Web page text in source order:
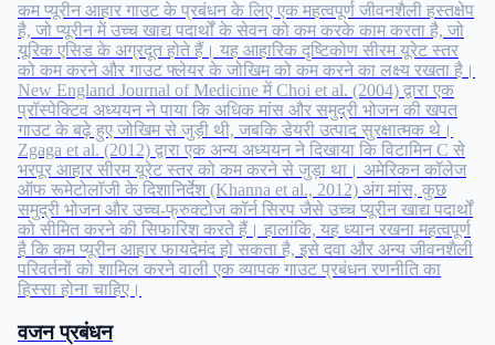
कम प्यूरीन आहार गाउट के प्रबंधन के लिए एक महत्वपूर्ण जीवनशैली हस्तक्षेप
है, जो प्यूरीन में उच्च खाद्य पदार्थों के सेवन को कम करके काम करता है, जो
यूरिक एसिड के अग्रदूत होते हैं। यह आहारिक दृष्टिकोण सीरम यूरेट स्तर
को कम करने और गाउट फ्लेयर के जोखिम को कम करने का लक्ष्य रखता है।
New England Journal of Medicine में Choi et al. (2004) द्वारा एक
प्रॉस्पेक्टिव अध्ययन ने पाया कि अधिक मांस और समुद्री भोजन की खपत
गाउट के बढ़े हुए जोखिम से जुड़ी थी, जबकि डेयरी उत्पाद सुरक्षात्मक थे।
Zgaga et al. (2012) द्वारा एक अन्य अध्ययन ने दिखाया कि विटामिन C से
भरपूर आहार सीरम यूरेट स्तर को कम करने से जुड़ा था। अमेरिकन कॉलेज
ऑफ रूमेटोलॉजी के दिशानिर्देश (Khanna et al., 2012) अंग मांस, कुछ
समुद्री भोजन और उच्च-फ्रुक्टोज कॉर्न सिरप जैसे उच्च प्यूरीन खाद्य पदार्थों
को सीमित करने की सिफारिश करते हैं। हालांकि, यह ध्यान रखना महत्वपूर्ण
है कि कम प्यूरीन आहार फायदेमंद हो सकता है, इसे दवा और अन्य जीवनशैली
परिवर्तनों को शामिल करने वाली एक व्यापक गाउट प्रबंधन रणनीति का
हिस्सा होना चाहिए।
वजन प्रबंधन